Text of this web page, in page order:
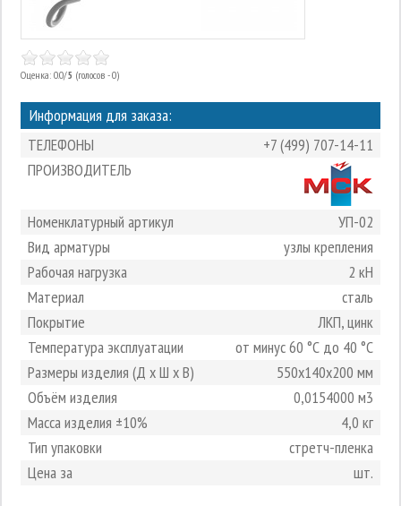
Оценка: 0.0/5 (голосов - 0)
Информация для заказа:
ТЕЛЕФОНЫ
+7 (499) 707-14-11
ПРОИЗВОДИТЕЛЬ
Номенклатурный артикул
УП-02
Вид арматуры
узлы крепления
Рабочая нагрузка
2 кН
Материал
сталь
Покрытие
ЛКП, цинк
Температура эксплуатации
от минус 60 °С до 40 °С
Размеры изделия (Д х Ш х В)
550х140х200 мм
Объём изделия
0,0154000 м3
Масса изделия ±10%
4,0 кг
Тип упаковки
стретч-пленка
Цена за
шт.